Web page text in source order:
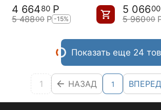
4 66480 Р
5 48800 Р -15%
5 06600
5 96000
Показать еще 24
1 НАЗАД 1 ВПЕРЕД